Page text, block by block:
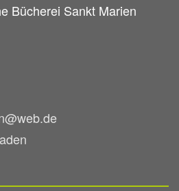
Bücherei Sankt Marien